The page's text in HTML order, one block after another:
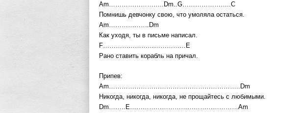
Am……………………..Dm..G…………………..C
Помнишь девчонку свою, что умоляла остаться.
Am……………….Dm
Как уходя, ты в письме написал.
F…………………………………E
Рано ставить корабль на причал.
Припев:
Am……………………………………………………..Dm
Никогда, никогда, никогда, не прощайтесь с любимыми.
Dm……..E……………………………………………Am